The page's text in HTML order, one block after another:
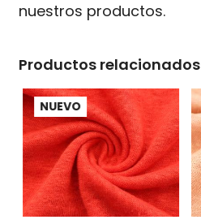
nuestros productos.
Productos relacionados
NUEVO